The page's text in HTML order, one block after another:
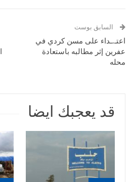
السابق بوست
اعتـ.ـداء على مسن كردي في
عفرين إثر مطالبه باستعادة
محله
قد يعجبك ايضا